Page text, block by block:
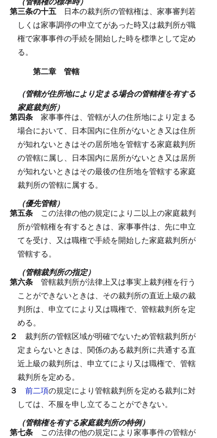
第三条の十五 日本の裁判所の管轄権は、家事審判若
しくは家事調停の申立てがあった時又は裁判所が職
権で家事事件の手続を開始した時を標準として定め
る。
第二章 管轄
（管轄が住所地により定まる場合の管轄権を有する
家庭裁判所）
第四条 家事事件は、管轄が人の住所地により定まる
場合において、日本国内に住所がないとき又は住所
が知れないときはその居所地を管轄する家庭裁判所
の管轄に属し、日本国内に居所がないとき又は居所
が知れないときはその最後の住所地を管轄する家庭
裁判所の管轄に属する。
（優先管轄）
第五条 この法律の他の規定により二以上の家庭裁判
所が管轄権を有するときは、家事事件は、先に申立
てを受け、又は職権で手続を開始した家庭裁判所が
管轄する。
（管轄裁判所の指定）
第六条 管轄裁判所が法律上又は事実上裁判権を行う
ことができないときは、その裁判所の直近上級の裁
判所は、申立てにより又は職権で、管轄裁判所を定
める。
２ 裁判所の管轄区域が明確でないため管轄裁判所が
定まらないときは、関係のある裁判所に共通する直
近上級の裁判所は、申立てにより又は職権で、管轄
裁判所を定める。
３ 前二項の規定により管轄裁判所を定める裁判に対
しては、不服を申し立てることができない。
（管轄権を有する家庭裁判所の特例）
第七条 この法律の他の規定により家事事件の管轄が